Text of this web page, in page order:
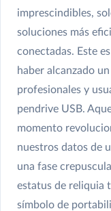
imprescindibles,
soluciones más
conectadas. Este
haber alcanzado
profesionales y
pendrive USB.
momento
nuestros datos de
una fase
estatus de reliquia
símbolo de